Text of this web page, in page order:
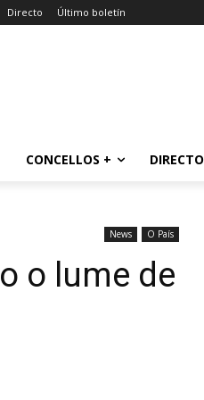
Directo Último boletín
CONCELLOS + DIRECTO
News O País
o lume de